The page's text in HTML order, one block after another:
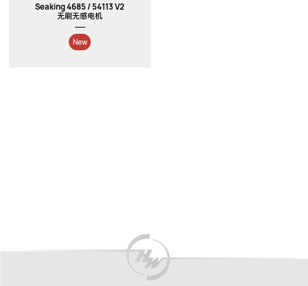
Seaking 4685 / 54113 V2
无刷无感电机